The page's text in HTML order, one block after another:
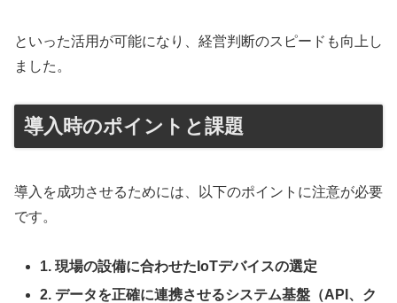
といった活用が可能になり、経営判断のスピードも向上し
ました。
導入時のポイントと課題
導入を成功させるためには、以下のポイントに注意が必要
です。
1. 現場の設備に合わせたIoTデバイスの選定
2. データを正確に連携させるシステム基盤（API、ク